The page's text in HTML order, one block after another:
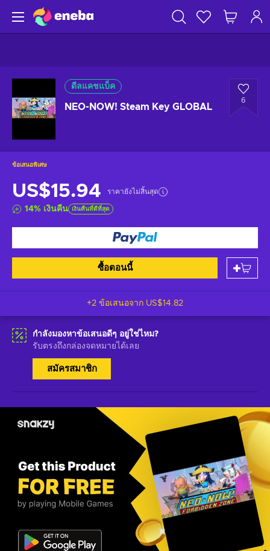
ดีลแคชแบ็ค
NEO-NOW! Steam Key GLOBAL
6
ข้อเสนอพิเศษ
US$15.94 ราคายังไม่สิ้นสุด
14% เงินคืน เงินคืนที่ดีที่สุด
ซื้อตอนนี้
+2 ข้อเสนอจาก US$14.82
กำลังมองหาข้อเสนอดีๆ อยู่ใช่ไหม?
รับตรงถึงกล่องจดหมายได้เลย
สมัครสมาชิก